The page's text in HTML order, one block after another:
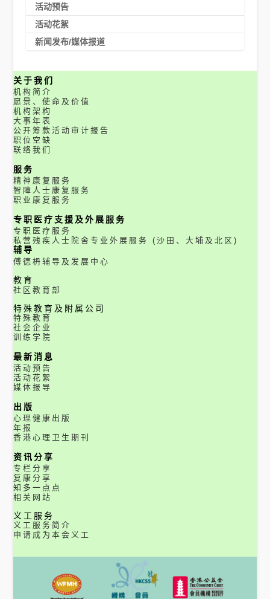
活动预告
活动花絮
新闻发布/媒体报道
关于我们
机构简介
愿景、使命及价值
机构架构
大事年表
公开筹款活动审计报告
职位空缺
联络我们
服务
精神康复服务
智障人士康复服务
职业康复服务
专职医疗支援及外展服务
专职医疗服务
私营残疾人士院舍专业外展服务 (沙田、大埔及北区)
辅导
傅德枬辅导及发展中心
教育
社区教育部
特殊教育及附属公司
特殊教育
社会企业
训练学院
最新消息
活动预告
活动花絮
媒体报导
出版
心理健康出版
年报
香港心理卫生期刊
资讯分享
专栏分享
复康分享
知多一点点
相关网站
义工服务
义工服务简介
申请成为本会义工